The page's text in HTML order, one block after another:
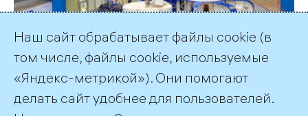
Завершение
комплексной
модернизации
Наш сайт обрабатывает файлы cookie (в
том числе, файлы cookie, используемые
«Яндекс-метрикой»). Они помогают
делать сайт удобнее для пользователей.